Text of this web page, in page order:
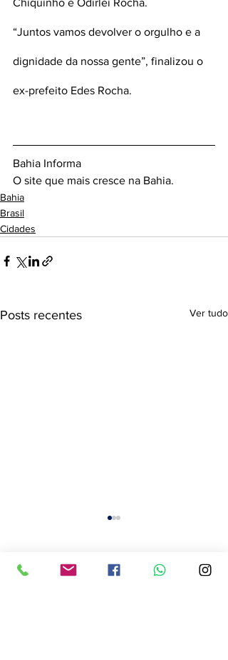
Chiquinho e Odirlei Rocha.
“Juntos vamos devolver o orgulho e a
dignidade da nossa gente”, finalizou o
ex-prefeito Edes Rocha.
Bahia Informa
O site que mais cresce na Bahia.
Bahia
Brasil
Cidades
Posts recentes Ver tudo
Comentários 0.0 / 5 (0)